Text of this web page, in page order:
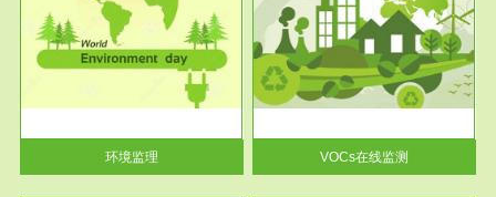
环境监理
VOCs在线监测
根据《重点区域大气污染防
治“十二五”规划》有机废气净化
率达...
VOCs在线监测